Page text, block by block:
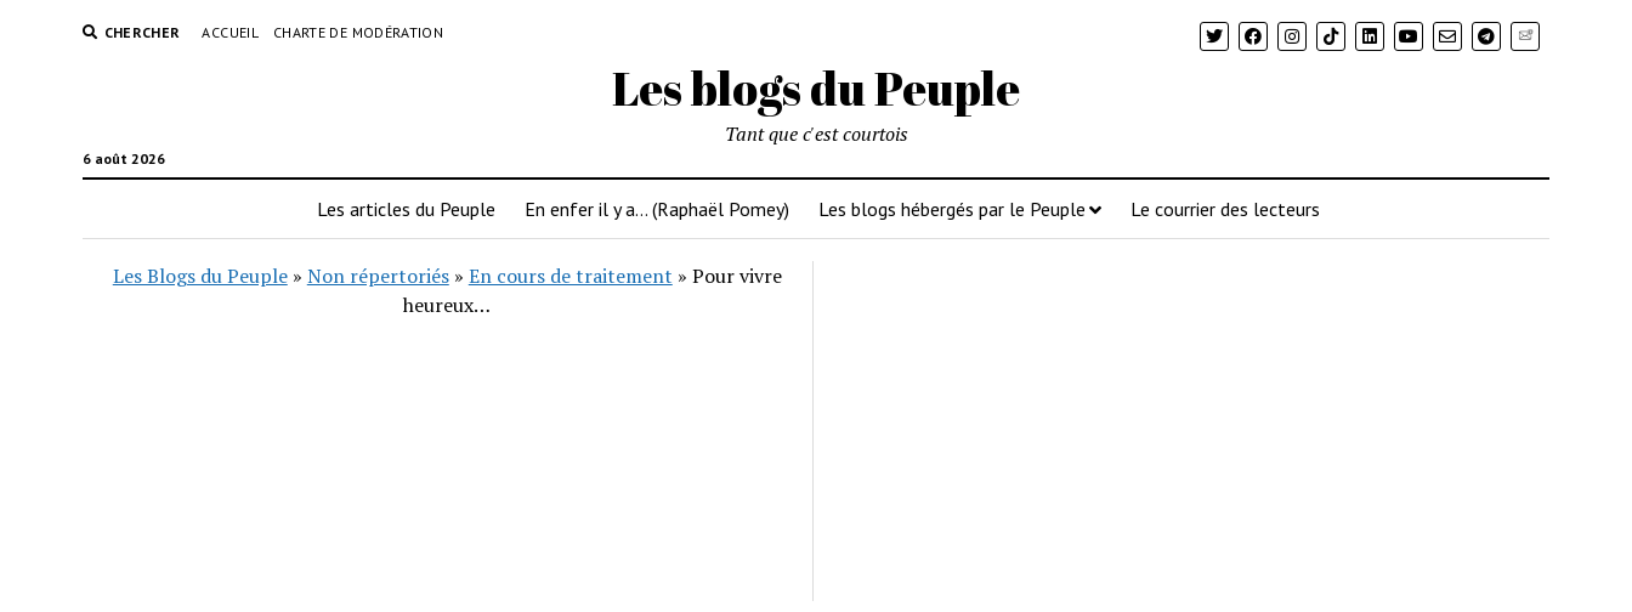
CHERCHER ACCUEIL CHARTE DE MODÉRATION Newsletter
Les blogs du Peuple
6 août 2026
Tant que c'est courtois
Les articles du Peuple En enfer il y a… (Raphaël Pomey) Les blogs hébergés par le Peuple Le courrier des lecteurs
Les Blogs du Peuple» Non répertoriés» En cours de traitement » Pour vivre
heureux…